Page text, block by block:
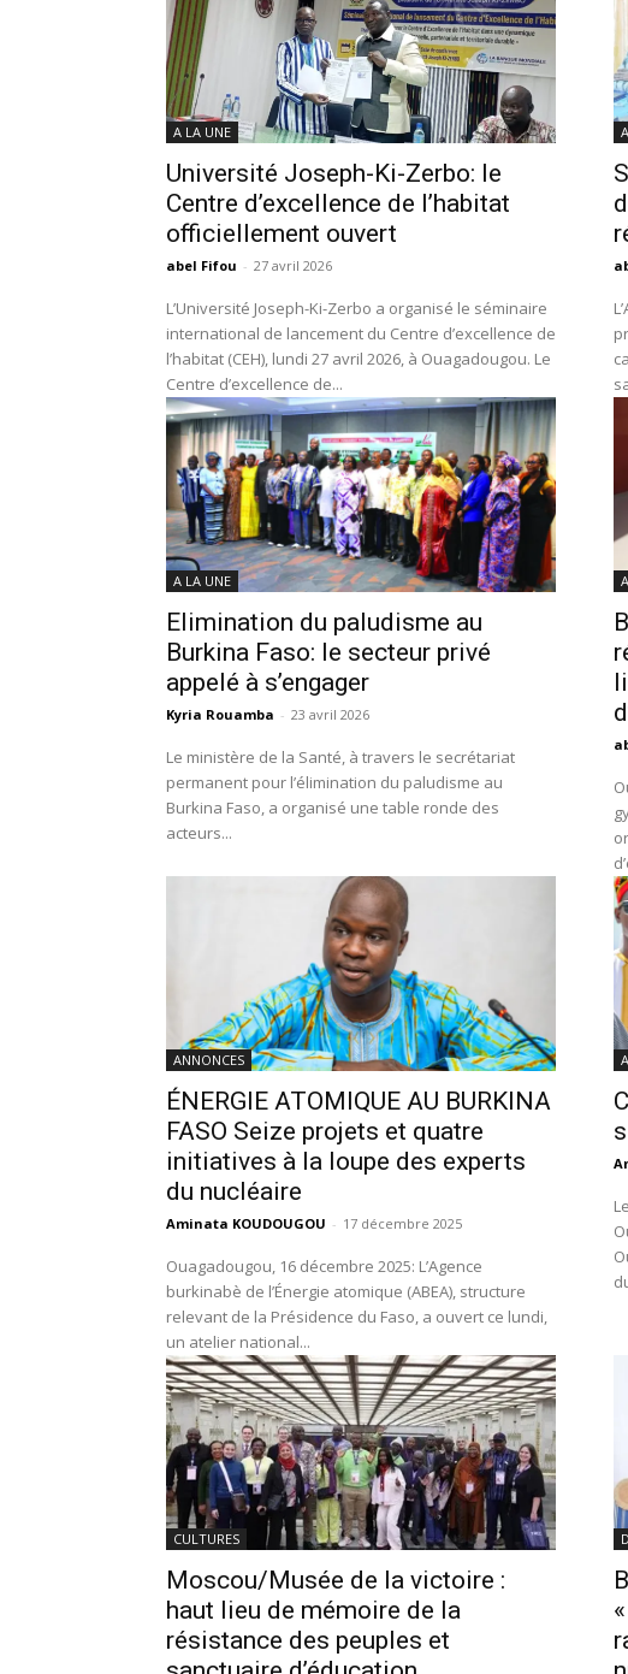
A LA UNE
Université Joseph-Ki-Zerbo: le
Centre d’excellence de l’habitat
officiellement ouvert
abel Fifou - 27 avril 2026
L’Université Joseph-Ki-Zerbo a organisé le séminaire
international de lancement du Centre d’excellence de
l’habitat (CEH), lundi 27 avril 2026, à Ouagadougou. Le
Centre d’excellence de...
A LA UNE
Elimination du paludisme au
Burkina Faso: le secteur privé
appelé à s’engager
Kyria Rouamba - 23 avril 2026
Le ministère de la Santé, à travers le secrétariat
permanent pour l’élimination du paludisme au
Burkina Faso, a organisé une table ronde des
acteurs...
ANNONCES
ÉNERGIE ATOMIQUE AU BURKINA
FASO Seize projets et quatre
initiatives à la loupe des experts
du nucléaire
Aminata KOUDOUGOU - 17 décembre 2025
Ouagadougou, 16 décembre 2025: L’Agence
burkinabè de l’Énergie atomique (ABEA), structure
relevant de la Présidence du Faso, a ouvert ce lundi,
un atelier national...
CULTURES
Moscou/Musée de la victoire :
haut lieu de mémoire de la
résistance des peuples et